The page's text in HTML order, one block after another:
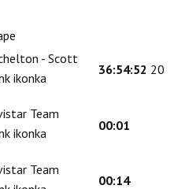
- Scott
36:54:52 20
Team
00:01
Team
00:14